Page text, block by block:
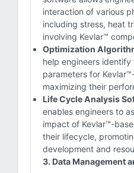
interaction of various
including stress, heat
involving Kevlar™
Optimization
help engineers
parameters for
maximizing their
Life Cycle Analysis
enables engineers to
impact of Kevlar™-
their lifecycle,
development and
3. Data Management